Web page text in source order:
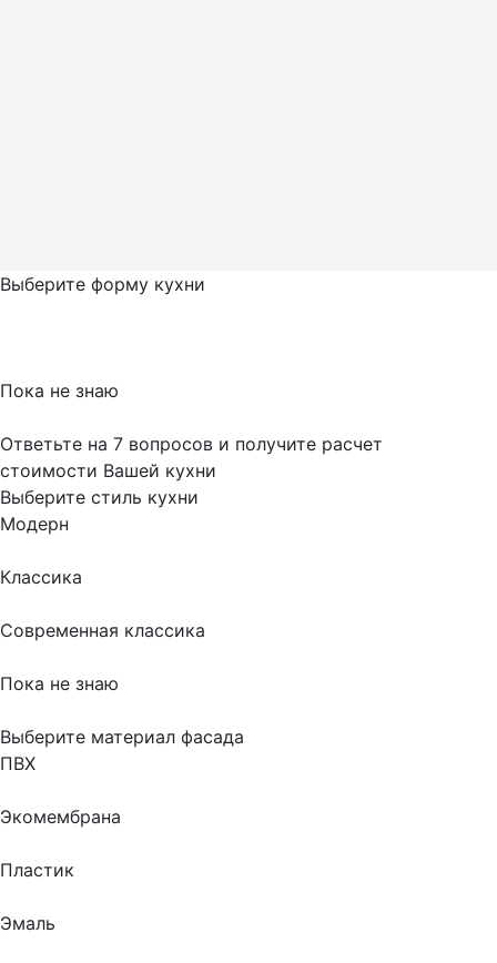
Выберите форму кухни
Пока не знаю
Ответьте на 7 вопросов и получите расчет
стоимости Вашей кухни
Выберите стиль кухни
Модерн
Классика
Современная классика
Пока не знаю
Выберите материал фасада
ПВХ
Экомембрана
Пластик
Эмаль